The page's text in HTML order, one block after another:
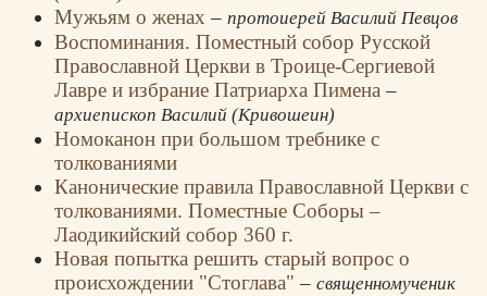
Мужьям о женах– протоиерей Василий Певцов
Воспоминания. Поместный собор Русской
Православной Церкви в Троице-Сергиевой
Лавре и избрание Патриарха Пимена–
архиепископ Василий (Кривошеин)
Номоканон при большом требнике с
толкованиями
Канонические правила Православной Церкви с
толкованиями. Поместные Соборы –
Лаодикийский собор 360 г.
Новая попытка решить старый вопрос о
происхождении "Стоглава"– священномученик